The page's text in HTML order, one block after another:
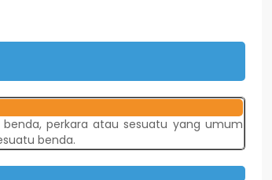
perkara atau sesuatu yang umum
benda.